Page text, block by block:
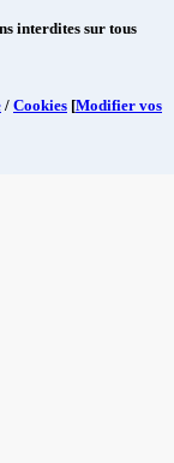
interdites sur tous
/ Cookies [Modifier vos